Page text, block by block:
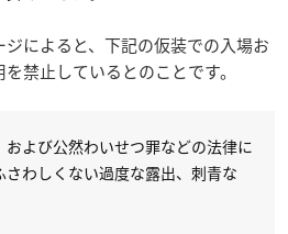
ジによると、下記の仮装での入場お
禁止しているとのことです。
および公然わいせつ罪などの法律に
わしくない過度な露出、刺青な